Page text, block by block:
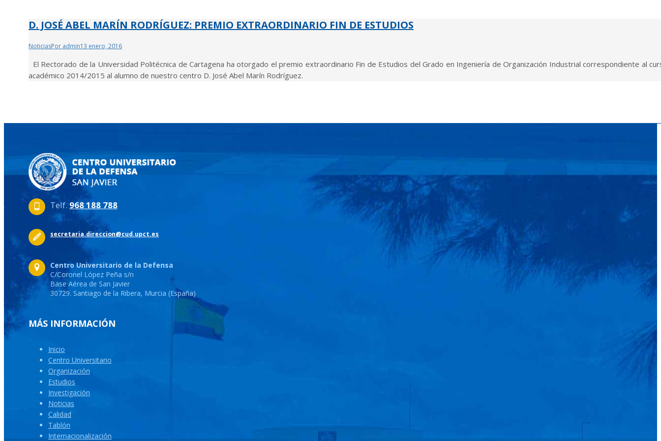
D. JOSÉ ABEL MARÍN RODRÍGUEZ: PREMIO EXTRAORDINARIO FIN DE ESTUDIOS
NoticiasPor admin13 enero, 2016
El Rectorado de la Universidad Politécnica de Cartagena ha otorgado el premio extraordinario Fin de Estudios del Grado en Ingeniería de Organización Industrial correspondiente al
académico 2014/2015 al alumno de nuestro centro D. José Abel Marín Rodríguez.
Telf.968 188 788
secretaria.direccion@cud.upct.es
Centro Universitario de la Defensa
C/Coronel López Peña s/n
Base Aérea de San Javier
30729. Santiago de la Ribera, Murcia (España)
MÁS INFORMACIÓN
Inicio
Centro Universitario
Organización
Estudios
Investigación
Noticias
Calidad
Tablón
Internacionalización